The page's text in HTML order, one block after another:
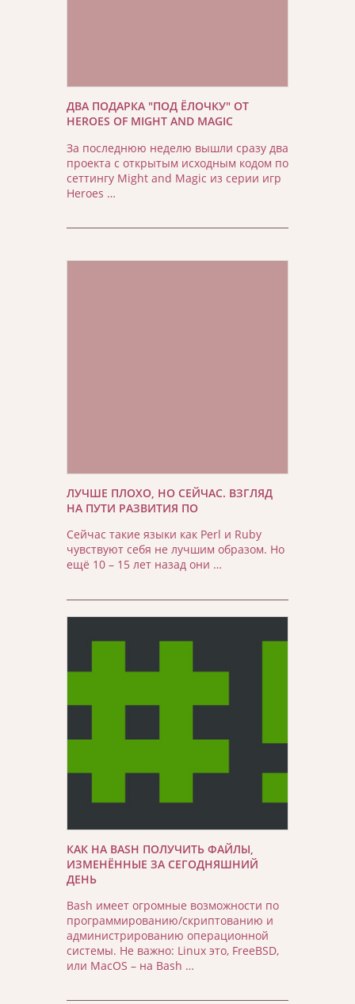
ДВА ПОДАРКА "ПОД ЁЛОЧКУ" ОТ
HEROES OF MIGHT AND MAGIC
За последнюю неделю вышли сразу два
проекта с открытым исходным кодом по
сеттингу Might and Magic из серии игр
Heroes …
ЛУЧШЕ ПЛОХО, НО СЕЙЧАС. ВЗГЛЯД
НА ПУТИ РАЗВИТИЯ ПО
Сейчас такие языки как Perl и Ruby
чувствуют себя не лучшим образом. Но
ещё 10 – 15 лет назад они …
КАК НА BASH ПОЛУЧИТЬ ФАЙЛЫ,
ИЗМЕНЁННЫЕ ЗА СЕГОДНЯШНИЙ
ДЕНЬ
Bash имеет огромные возможности по
программированию/скриптованию и
администрированию операционной
системы. Не важно: Linux это, FreeBSD,
или MacOS – на Bash …